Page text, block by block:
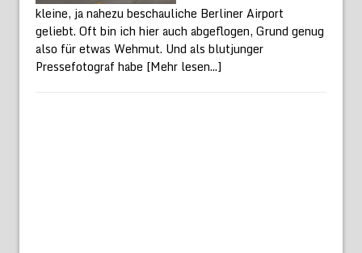
kleine, ja nahezu beschauliche Berliner Airport
geliebt. Oft bin ich hier auch abgeflogen, Grund genug
also für etwas Wehmut. Und als blutjunger
Pressefotograf habe [Mehr lesen...]